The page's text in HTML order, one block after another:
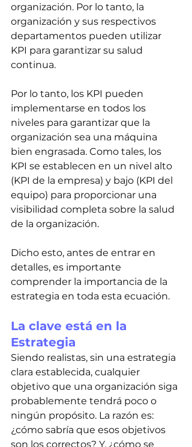
organización. Por lo tanto, la
organización y sus respectivos
departamentos pueden utilizar
KPI para garantizar su salud
continua.
Por lo tanto, los KPI pueden
implementarse en todos los
niveles para garantizar que la
organización sea una máquina
bien engrasada. Como tales, los
KPI se establecen en un nivel alto
(KPI de la empresa) y bajo (KPI del
equipo) para proporcionar una
visibilidad completa sobre la salud
de la organización.
Dicho esto, antes de entrar en
detalles, es importante
comprender la importancia de la
estrategia en toda esta ecuación.
La clave está en la
Estrategia
Siendo realistas, sin una estrategia
clara establecida, cualquier
objetivo que una organización siga
probablemente tendrá poco o
ningún propósito. La razón es:
¿cómo sabría que esos objetivos
son los correctos? Y, ¿cómo se